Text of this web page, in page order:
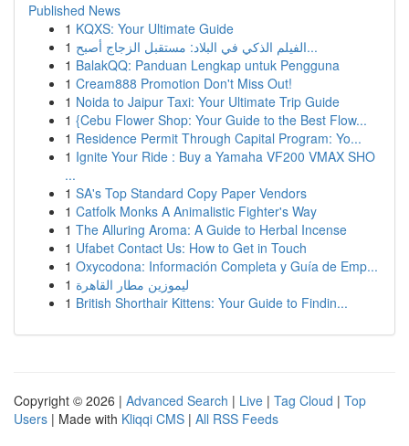
Published News
1 KQXS: Your Ultimate Guide
1
الفيلم الذكي في البلاد: مستقبل الزجاج أصبح...
1 BalakQQ: Panduan Lengkap untuk Pengguna
1 Cream888 Promotion Don't Miss Out!
1 Noida to Jaipur Taxi: Your Ultimate Trip Guide
1 {Cebu Flower Shop: Your Guide to the Best Flow...
1 Residence Permit Through Capital Program: Yo...
1 Ignite Your Ride : Buy a Yamaha VF200 VMAX SHO
...
1 SA's Top Standard Copy Paper Vendors
1 Catfolk Monks A Animalistic Fighter's Way
1 The Alluring Aroma: A Guide to Herbal Incense
1 Ufabet Contact Us: How to Get in Touch
1 Oxycodona: Información Completa y Guía de Emp...
1 ليموزين مطار القاهرة
1 British Shorthair Kittens: Your Guide to Findin...
Copyright © 2026 | Advanced Search | Live | Tag Cloud | Top
Users | Made with Kliqqi CMS | All RSS Feeds